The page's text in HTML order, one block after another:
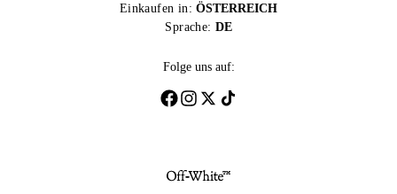
Einkaufen in: ÖSTERREICH
Sprache: DE
Folge uns auf: